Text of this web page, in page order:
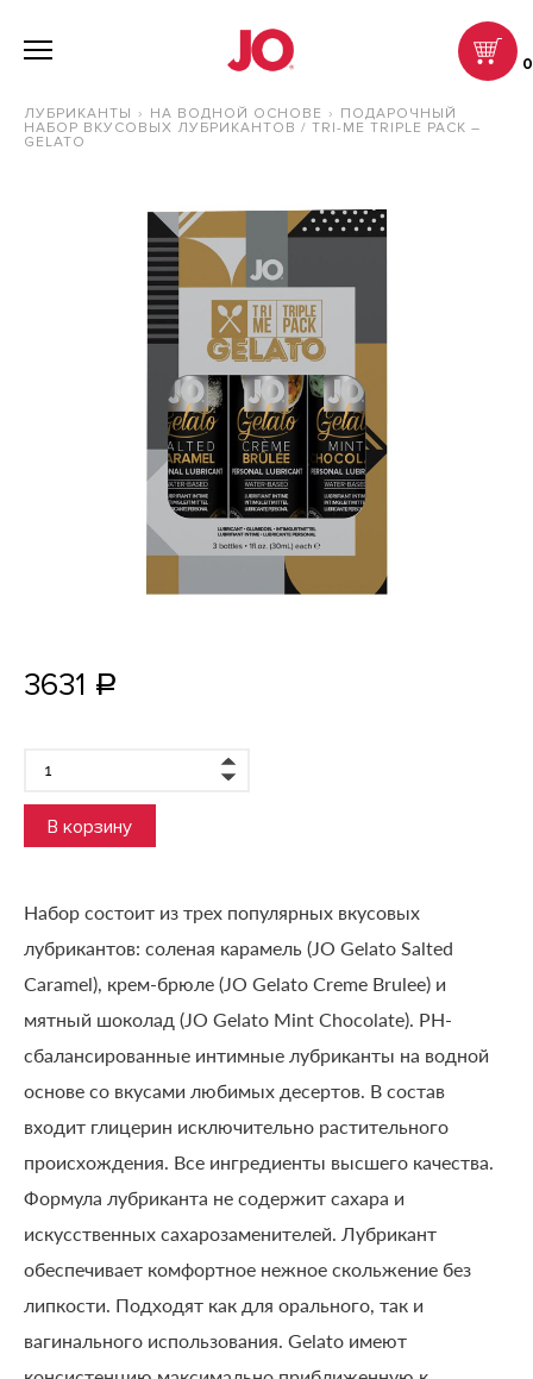
0
ЛУБРИКАНТЫ НА ВОДНОЙ ОСНОВЕ
ПОДАРОЧНЫЙ
НАБОР ВКУСОВЫХ ЛУБРИКАНТОВ / TRI-ME TRIPLE PACK –
GELATO
3631 Р
В корзину
Набор состоит из трех популярных вкусовых
лубрикантов: соленая карамель (JO Gelato Salted
Caramel), крем-брюле (JO Gelato Creme Brulee) и
мятный шоколад (JO Gelato Mint Chocolate). PH-
сбалансированные интимные лубриканты на водной
основе со вкусами любимых десертов. В состав
входит глицерин исключительно растительного
происхождения. Все ингредиенты высшего качества.
Формула лубриканта не содержит сахара и
искусственных сахарозаменителей. Лубрикант
обеспечивает комфортное нежное скольжение без
липкости. Подходят как для орального, так и
вагинального использования. Gelato имеют